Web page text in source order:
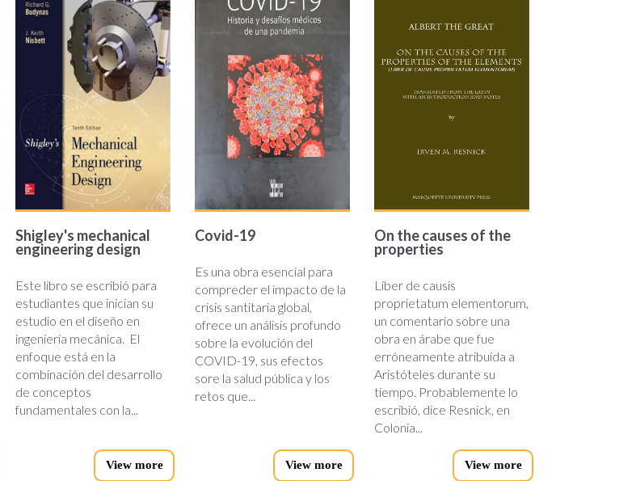
Shigley's mechanical
engineering design
Este libro se escribió para
estudiantes que inician su
estudio en el diseño en
ingeniería mecánica. El
enfoque está en la
combinación del desarrollo
de conceptos
fundamentales con la...
View more
19_ok.jpg
Covid-19
Es una obra esencial para
compreder el impacto de la
crisis santitaria global,
ofrece un análisis profundo
sobre la evolución del
COVID-19, sus efectos
sore la salud pública y los
retos que...
View more
On the causes of the
properties
Liber de causis
proprietatum elementorum,
un comentario sobre una
obra en árabe que fue
erróneamente atribuida a
Aristóteles durante su
tiempo. Probablemente lo
escribió, dice Resnick, en
Colonia...
View more